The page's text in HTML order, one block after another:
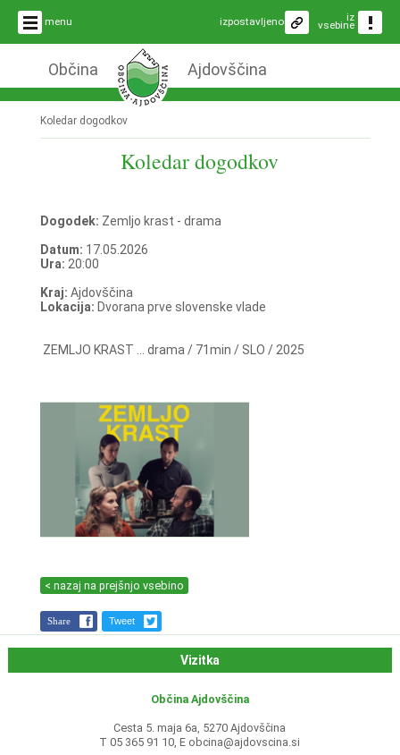
menu iz
vsebine
izpostavljeno
Občina Ajdovščina
Koledar dogodkov
Koledar dogodkov
Dogodek: Zemljo krast - drama
Datum: 17.05.2026
Ura: 20:00
Kraj: Ajdovščina
Lokacija: Dvorana prve slovenske vlade
ZEMLJO KRAST ... drama / 71min / SLO / 2025
< nazaj na prejšnjo vsebino
Share Tweet
Vizitka
Občina Ajdovščina
Cesta 5. maja 6a, 5270 Ajdovščina
T 05 365 91 10, E obcina@ajdovscina.si